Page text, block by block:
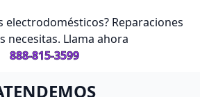
electrodomésticos? Reparaciones
necesitas. Llama ahora
888-815-3599